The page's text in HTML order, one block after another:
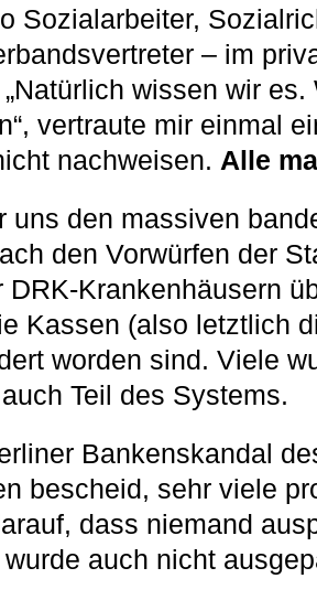
Sozialarbeiter,
– im
wissen wir
vertraute mir einmal
nachweisen. Alle
uns den massiven
den Vorwürfen der
DRK-Krankenhäusern
Kassen (also letztlich
worden sind. Viele
Teil des Systems.
Bankenskandal
bescheid, sehr viele
dass niemand
wurde auch nicht